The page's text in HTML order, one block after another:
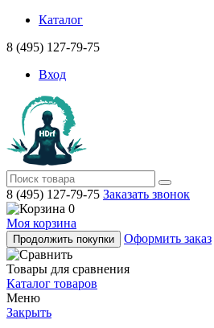
Каталог
8 (495) 127-79-75
Вход
8 (495) 127-79-75 Заказать звонок
0
Моя корзина
Продолжить покупки Оформить заказ
Товары для сравнения
Каталог товаров
Меню
Закрыть